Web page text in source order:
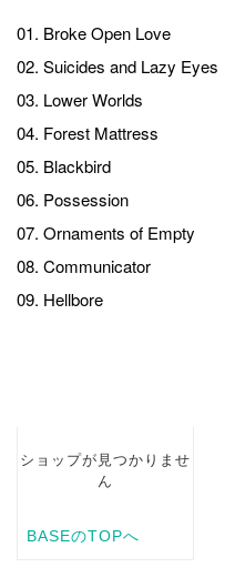
01. Broke Open Love
02. Suicides and Lazy Eyes
03. Lower Worlds
04. Forest Mattress
05. Blackbird
06. Possession
07. Ornaments of Empty
08. Communicator
09. Hellbore